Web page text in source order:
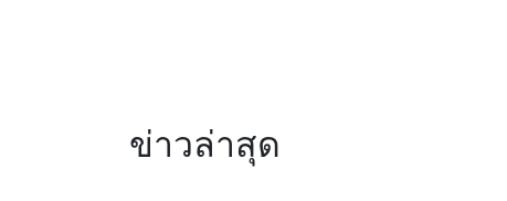
ข่าวล่าสุด